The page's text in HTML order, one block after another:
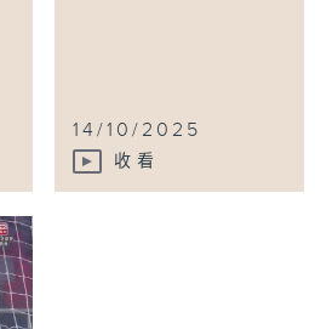
14/10/2025
收看